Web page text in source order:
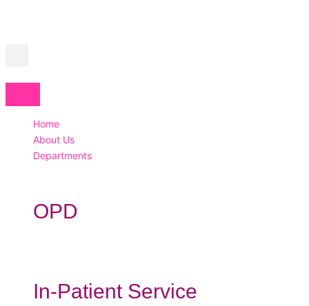
Home
About Us
Departments
OPD
In-Patient Service